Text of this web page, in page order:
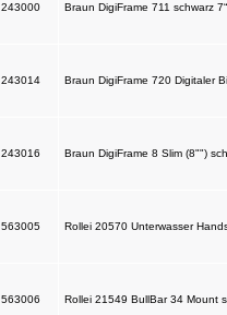
243000 Braun DigiFrame 711 schwarz
243014 Braun DigiFrame 720 Digitaler
243016 Braun DigiFrame 8 Slim (8"")
563005 Rollei 20570 Unterwasser
563006 Rollei 21549 BullBar 34 Mount